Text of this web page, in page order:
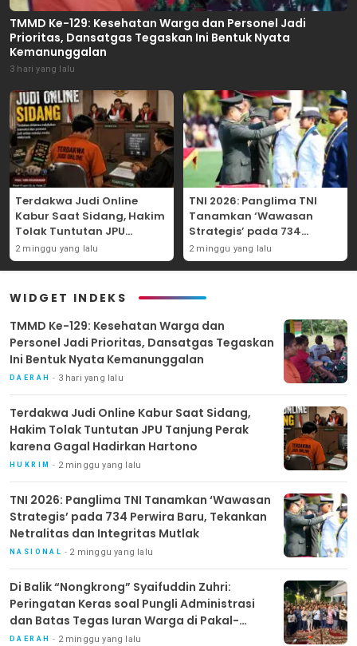
TMMD Ke-129: Kesehatan Warga dan Personel Jadi
Prioritas, Dansatgas Tegaskan Ini Bentuk Nyata
Kemanunggalan
3 hari yang lalu
Terdakwa Judi Online
Kabur Saat Sidang, Hakim
Tolak Tuntutan JPU
Tanjung Perak karena
Gagal Hadirkan Hartono
2 minggu yang lalu
TNI 2026: Panglima TNI
Tanamkan ‘Wawasan
Strategis’ pada 734
Perwira Baru, Tekankan
Netralitas dan Integritas
2 minggu yang lalu
WIDGET INDEKS
TMMD Ke-129: Kesehatan Warga dan
Personel Jadi Prioritas, Dansatgas Tegaskan
Ini Bentuk Nyata Kemanunggalan
DAERAH 3 hari yang lalu
Terdakwa Judi Online Kabur Saat Sidang,
Hakim Tolak Tuntutan JPU Tanjung Perak
karena Gagal Hadirkan Hartono
HUKRIM 2 minggu yang lalu
TNI 2026: Panglima TNI Tanamkan ‘Wawasan
Strategis’ pada 734 Perwira Baru, Tekankan
Netralitas dan Integritas Mutlak
NASIONAL 2 minggu yang lalu
Di Balik “Nongkrong” Syaifuddin Zuhri:
Peringatan Keras soal Pungli Administrasi
dan Batas Tegas Iuran Warga di Pakal-
Benowo
DAERAH 2 minggu yang lalu